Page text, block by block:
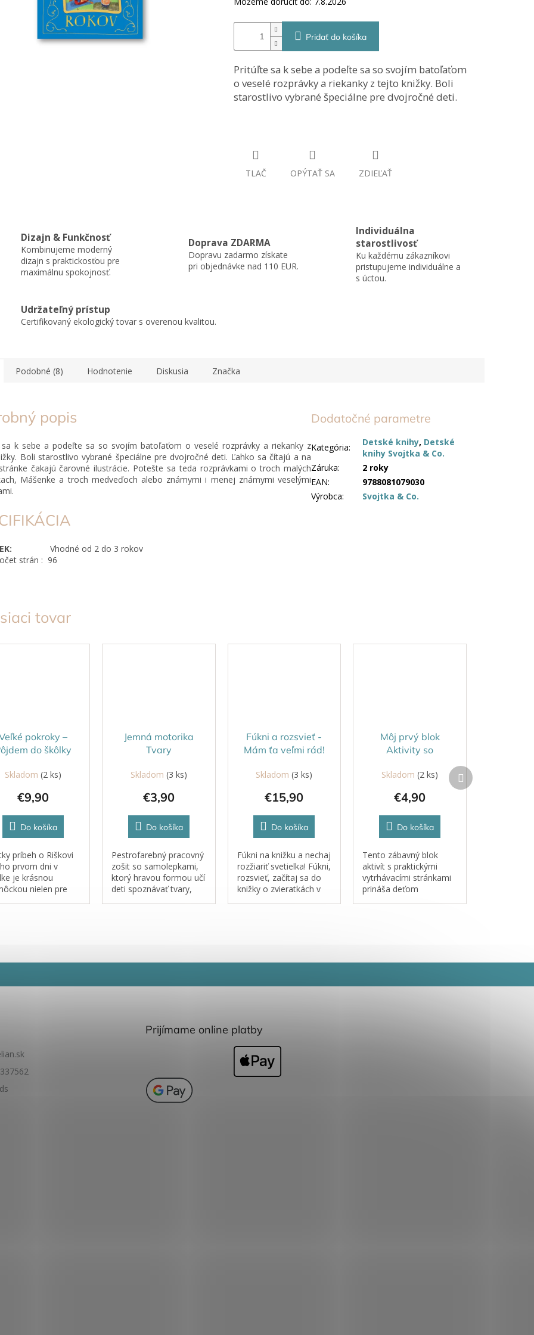
Pridať do košíka
Pritúľte sa k sebe a podeľte sa so svojím batoľaťom
o veselé rozprávky a riekanky z tejto knižky. Boli
starostlivo vybrané špeciálne pre dvojročné deti.
TLAČ OPÝTAŤ SA ZDIEĽAŤ
Dizajn & Funkčnosť
Kombinujeme moderný
dizajn s praktickosťou pre
maximálnu spokojnosť.
Doprava ZDARMA
Dopravu zadarmo získate
pri objednávke nad 110 EUR.
Individuálna
starostlivosť
Ku každému zákazníkovi
pristupujeme individuálne a
s úctou.
Udržateľný prístup
Certifikovaný ekologický tovar s overenou kvalitou.
tovar
pokroky –
do škôlky
Skladom (2 ks)
€9,90
Do košíka
príbeh o Riškovi
prvom dni v
je krásnou
nielen pre
Jemná motorika
Tvary
Skladom (3 ks)
€3,90
Do košíka
Pestrofarebný pracovný
zošit so samolepkami,
ktorý hravou formou učí
deti spoznávať tvary,
Fúkni a rozsvieť -
Mám ťa veľmi rád!
Skladom(3 ks)
€15,90
Do košíka
Fúkni na knižku a nechaj
rozžiariť svetielka! Fúkni,
rozsvieť, začítaj sa do
knižky o zvieratkách v
Môj prvý blok
Aktivity so
Skladom(2 ks)
€4,90
Do košíka
Tento zábavný blok
aktivít s praktickými
vytrhávacími stránkami
prináša deťom
Ďalší
produkt
Podobné (8) Hodnotenie Diskusia Značka
popis
k sebe a podeľte sa so svojím batoľaťom o veselé rozprávky a riekanky z
Boli starostlivo vybrané špeciálne pre dvojročné deti. Ľahko sa čítajú a na
čakajú čarovné ilustrácie. Potešte sa teda rozprávkami o troch malých
Mášenke a troch medveďoch alebo známymi i menej známymi veselými
Vhodné od 2 do 3 rokov
strán : 96
Dodatočné parametre
Kategória: Detské knihy, Detské
knihy Svojtka & Co.
Záruka:
2 roky
EAN:
9788081079030
Výrobca: Svojtka & Co.
Prijímame online platby